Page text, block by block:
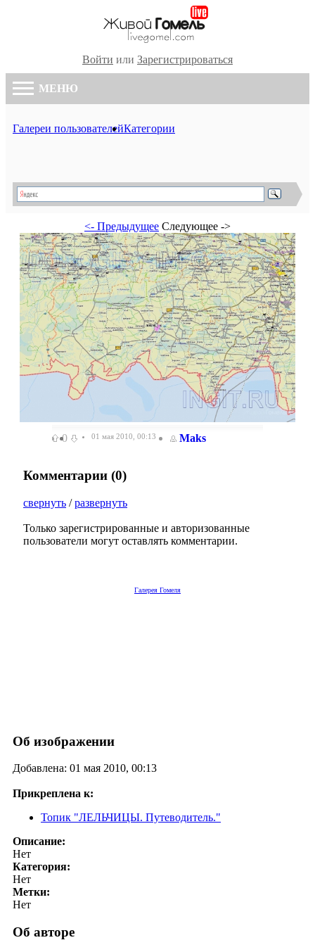
Войти или Зарегистрироваться
МЕНЮ
Галереи пользователейКатегории
<- Предыдущее Следующее ->
0 01 мая 2010, 00:13 Maks
Комментарии (0)
свернуть /развернуть
Только зарегистрированные и авторизованные
пользователи могут оставлять комментарии.
Галерея Гомеля
Об изображении
Добавлена: 01 мая 2010, 00:13
Прикреплена к:
Топик "ЛЕЛЬЧИЦЫ. Путеводитель."
Описание:
Нет
Категория:
Нет
Метки:
Нет
Об авторе